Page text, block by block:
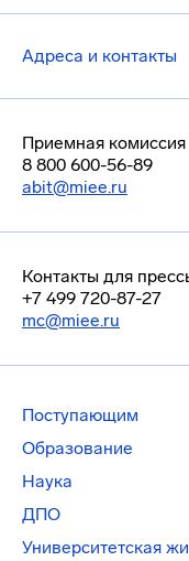
Адреса и контакты
Приемная комиссия
8 800 600-56-89
abit@miee.ru
Контакты для
+7 499 720-87-27
mc@miee.ru
Поступающим
Образование
Наука
ДПО
Университетская